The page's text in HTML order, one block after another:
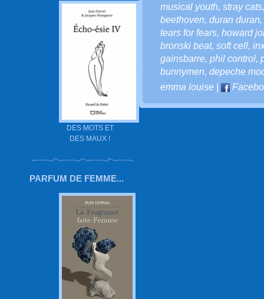
DES MOTS ET
DES MAUX !
PARFUM DE FEMME...
musical youth, stray cats
beethoven, duran duran,
tears for fears, howard
bronski beat, soft cell,
gainsbarre, phil control,
bunnymen, depeche
emma louise